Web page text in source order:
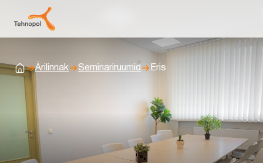
AvalehtÄrilinnak Seminariruumid Eris